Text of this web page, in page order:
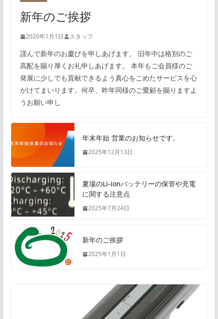
新年のご挨拶
2026年1月1日 スタッフ
謹んで新年のお慶びを申しあげます。 旧年中は格別のご
高配を賜り厚くお礼申しあげます。 本年もご会員様のご
発展に少しでも貢献できるよう真心をこめたサービスを心
がけてまいります。何卒、昨年同様のご愛顧を賜りますよ
うお願い申し
年末年始 営業のお知らせです。
2025年12月13日
夏場のLi-ionバッテリーの保管や充電
に関する注意点
2025年7月24日
新年のご挨拶
2025年1月1日